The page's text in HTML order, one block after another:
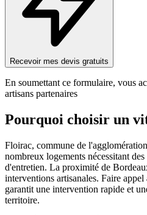
Recevoir mes devis gratuits
En soumettant ce formulaire, vous
artisans partenaires
Pourquoi choisir un
Floirac, commune de
nombreux logements nécessitant
d'entretien. La proximité de
interventions artisanales. Faire appel
garantit une intervention rapide et
territoire.